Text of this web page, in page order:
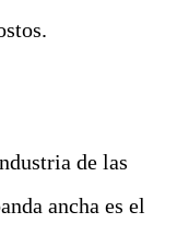
de las
ancha es el